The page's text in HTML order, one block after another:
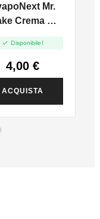
Mr.
Crema Di
Shot 10+10
 Disponibile!
4,00 €
ACQUISTA